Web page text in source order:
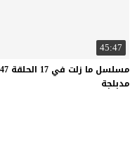
45:47
مسلسل ما زلت في 17 الحلقة 47
مدبلجة